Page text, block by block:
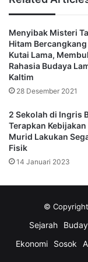
letakkan sebanyak
3. Mirip dengan
tenggelam, jam
direndam di
Beras menyerap
mencelupkan
untuk
dahulu.
4. Pilihan
Anda bisa
agar panas terasa
lilin lalu letakkan
Menyibak Misteri
Hitam
Kutai Lama,
Rahasia Budaya
Kaltim
28 Desember 2021
2 Sekolah di Ingris
Terapkan
Murid Lakukan
Fisik
14 Januari 2023
©
Sejarah
Ekonomi
Sosok